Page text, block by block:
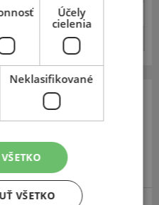
Účely
cielenia
Neklasifikované
VŠETKO